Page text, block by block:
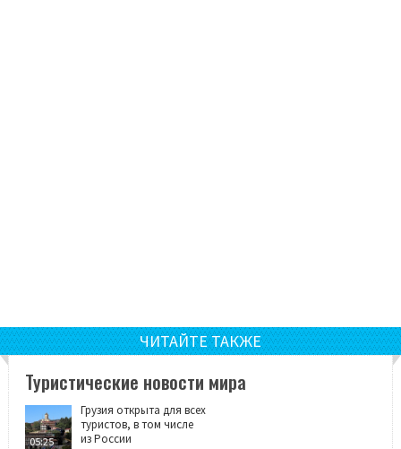
ЧИТАЙТЕ ТАКЖЕ
Туристические новости мира
05:25
Грузия открыта для всех
туристов, в том числе
из России